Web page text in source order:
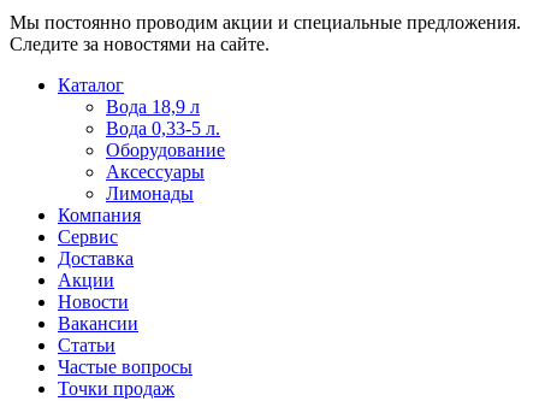
Мы постоянно проводим акции и специальные предложения.
Следите за новостями на сайте.
Пользователи
офіційний
сайт
через
разные
сайты.
можно
встретить
онлайн
казино
среди
обсуждаемых
тем.
Каталог
Вода 18,9 л
Вода 0,33-5 л.
Оборудование
Аксессуары
Лимонады
Компания
Сервис
Доставка
Акции
Новости
Вакансии
Статьи
Частые вопросы
Точки продаж